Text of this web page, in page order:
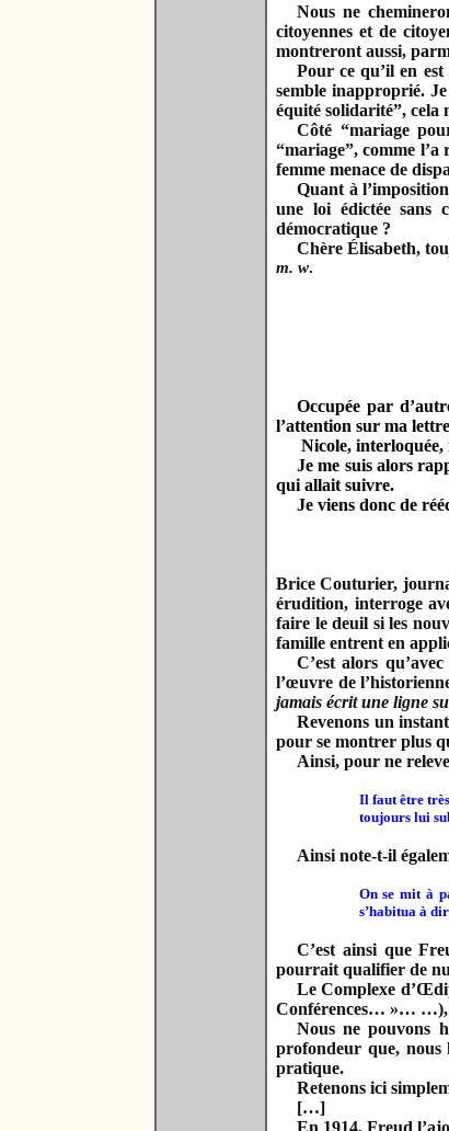
Nous ne
citoyennes et de
montreront aussi,
Pour ce qu’il en
semble inapproprié.
équité solidarité”,
Côté “mariage
“mariage”, comme
femme menace de
Quant à
une loi édictée sans
démocratique ?
Chère Élisabeth,
m. w.
Occupée par
l’attention sur ma
Nicole, interloquée,
Je me suis alors
qui allait suivre.
Je viens donc de
Brice Couturier,
érudition, interroge
faire le deuil si les
famille entrent en
C’est alors
l’œuvre de
jamais écrit une ligne
Revenons un
pour se montrer plus
Ainsi, pour ne
Il faut être
toujours lui
Ainsi note-t-il
On se mit à
s’habitua à
C’est ainsi que
pourrait qualifier de
Le Complexe
Conférences… »… …), y
Nous ne pouvons
profondeur que, nous
pratique.
Retenons ici
[…]
En 1914, Freud